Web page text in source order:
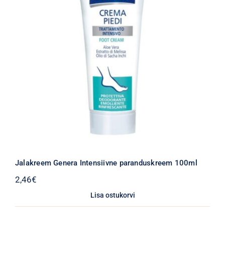
Jalakreem Genera Intensiivne paranduskreem 100ml
2,46€
Lisa ostukorvi